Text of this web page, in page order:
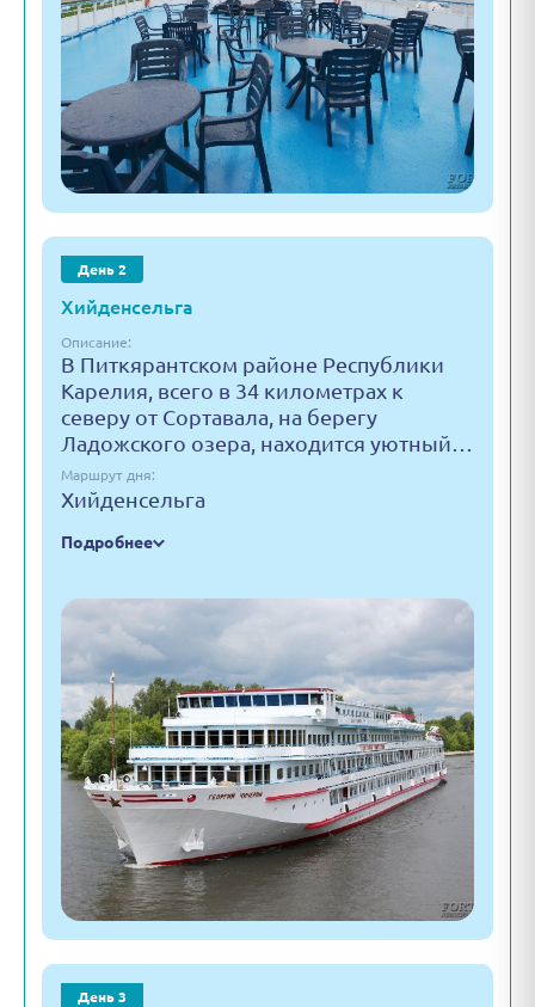
День 2
Хийденсельга
Описание:
В Питкярантском районе Республики
Карелия, всего в 34 километрах к
северу от Сортавала, на берегу
Ладожского озера, находится уютный…
Маршрут дня:
Хийденсельга
Подробнее
День 3